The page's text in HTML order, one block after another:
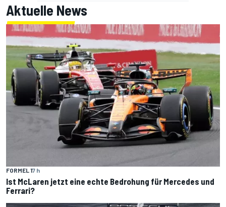
Aktuelle News
FORMEL 17 h
Ist McLaren jetzt eine echte Bedrohung für Mercedes und
Ferrari?